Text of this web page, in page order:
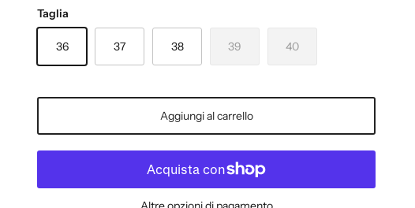
Taglia
36 37 38 39 40
Aggiungi al carrello